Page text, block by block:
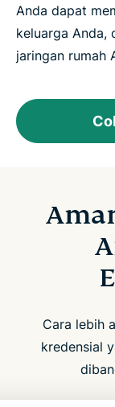
Anda dapat
keluarga Anda,
jaringan rumah
Cara lebih
kredensial